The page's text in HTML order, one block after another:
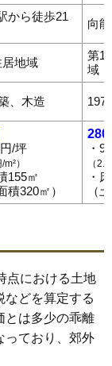
から徒歩21
向
地域
第1
域
、木造
/坪
）
155㎡
積320㎡）
280
・
（
・
（
点における土地
などを算定する
とは多少の乖離
っており、郊外